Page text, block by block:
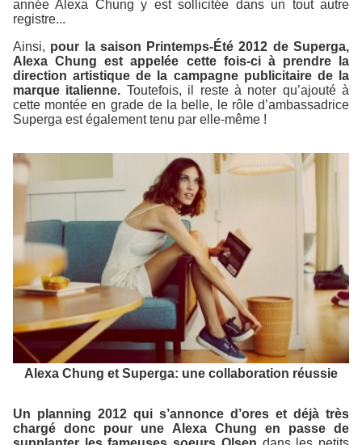
année Alexa Chung y est sollicitée dans un tout autre
registre...
Ainsi, pour la saison Printemps-Été 2012 de Superga,
Alexa Chung est appelée cette fois-ci à prendre la
direction artistique de la campagne publicitaire de la
marque italienne. Toutefois, il reste à noter qu’ajouté à
cette montée en grade de la belle, le rôle d’ambassadrice
Superga est également tenu par elle-même !
Alexa Chung et Superga: une collaboration réussie
Un planning 2012 qui s’annonce d’ores et déjà très
chargé donc pour une Alexa Chung en passe de